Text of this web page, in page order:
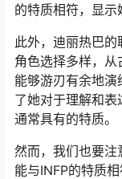
的特质相符，显示
此外，迪丽热巴
角色选择多样，
能够游刃有余地
了她对于理解和表
通常具有的特质。
然而，我们也要
能与INFP的特质